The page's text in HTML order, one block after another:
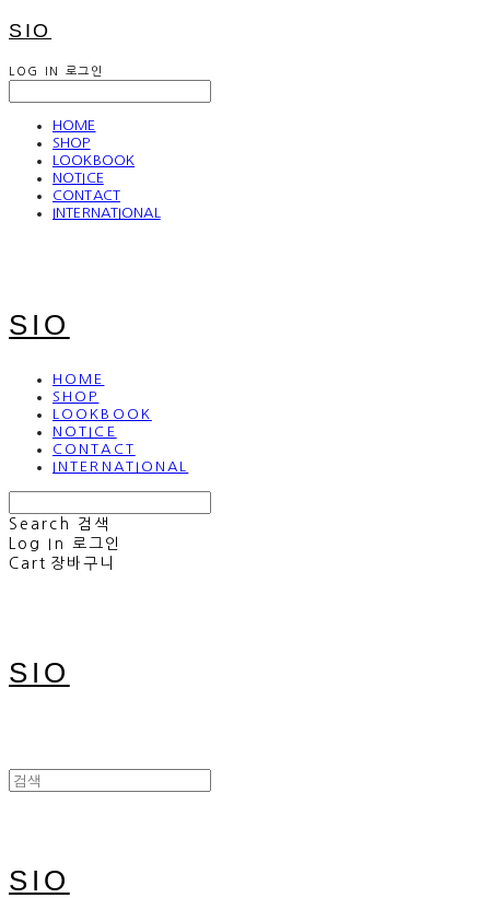
SIO
LOG IN 로그인
HOME
SHOP
LOOKBOOK
NOTICE
CONTACT
INTERNATIONAL
SIO
HOME
SHOP
LOOKBOOK
NOTICE
CONTACT
INTERNATIONAL
Search
검색
Log In
로그인
Cart 장바구니
SIO
SIO